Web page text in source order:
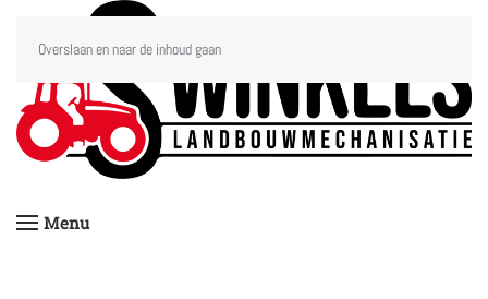
Overslaan en naar de inhoud gaan
Menu